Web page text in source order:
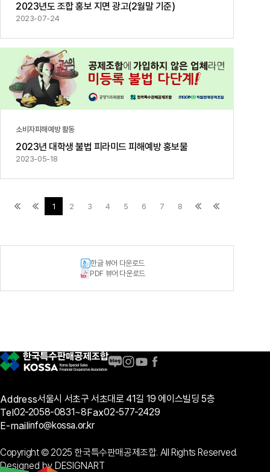
2023년도 조합 홍보 지면 광고(2월말 기준)
2023-07-24
소비자피해예방 활동
2023년 대학생 불법 피라미드 피해예방 홍보물
2023-05-18
1 2 3 4 5 6 7 8
한글 뷰어 다운로드
PDF 뷰어 다운로드
Address서울시 서초구 서초대로 41길 19 에이스빌딩 5층
Tel02-2058-0831~8Fax02-577-2429
E-mailinfo@kossa.or.kr
Copyright © 2025 한국특수판매공제조합. All Rights Reserved.
Designed by DESIGNART